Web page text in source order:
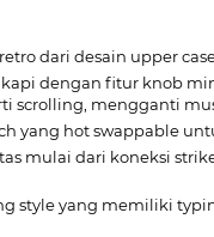
dari desain upper
dengan fitur knob
scrolling, mengganti
yang hot swappable
mulai dari koneksi
style yang memiliki